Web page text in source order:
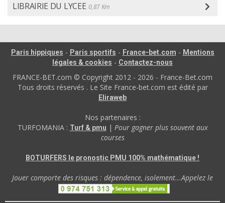
LIBRAIRIE DU LYCEE 0,87 Km
Paris hippiques - Paris sportifs - France-bet.com - Mentions
légales & cookies - Contactez-nous
FRANCE-BET.com © Copyright 2012 - 2026 - France-Bet.com
Tous droits réservés . Le Site France-bet.com est édité par
Eliraweb
Nos partenaires :
TURFOMANIA : Turf & pmu | Pour gagner plus souvent aux
courses
BOTURFERS le pronostic PMU 100% mathématique !
Jouer comporte des risques : dépendence, isolement...Appelez le